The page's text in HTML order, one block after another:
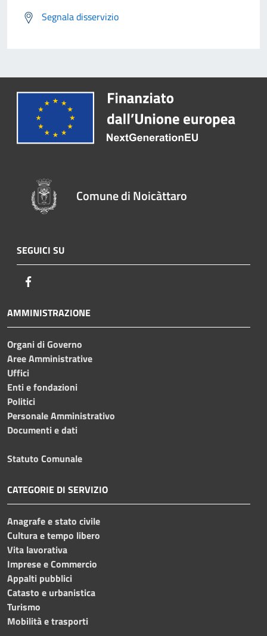
Segnala disservizio
Comune di Noicàttaro
SEGUICI SU
AMMINISTRAZIONE
Organi di Governo
Aree Amministrative
Uffici
Enti e fondazioni
Politici
Personale Amministrativo
Documenti e dati
Statuto Comunale
CATEGORIE DI SERVIZIO
Anagrafe e stato civile
Cultura e tempo libero
Vita lavorativa
Imprese e Commercio
Appalti pubblici
Catasto e urbanistica
Turismo
Mobilità e trasporti